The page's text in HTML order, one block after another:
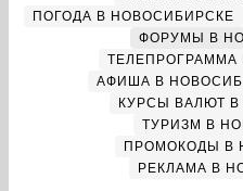
ПОГОДА В НОВОСИБИРСКЕ
ФОРУМЫ В
АФИША В
КУРСЫ ВАЛЮТ
ТУРИЗМ В
ПРОМОКОДЫ В
РЕКЛАМА В